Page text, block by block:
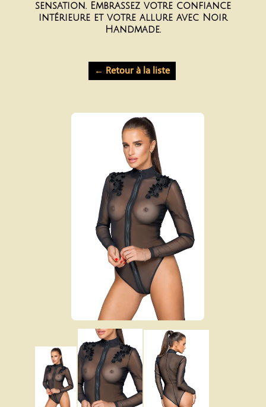
sensation. Embrassez votre confiance
intérieure et votre allure avec Noir
Handmade.
← Retour à la liste